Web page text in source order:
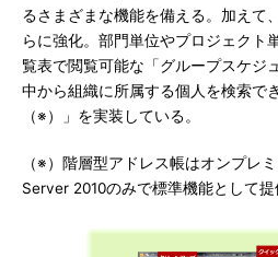
るさまざまな機能を備える。加えて
らに強化。部門単位やプロジェクト
覧表で閲覧可能な「グループスケジ
中から組織に所属する個人を検索で
（※）」を実装している。
（※）階層型アドレス帳はオンプレ
Server 2010のみで標準機能として提